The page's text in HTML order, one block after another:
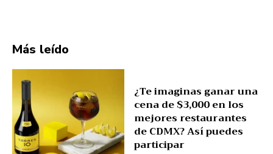
Más leído
¿Te imaginas ganar una
cena de $3,000 en los
mejores restaurantes
de CDMX? Así puedes
participar